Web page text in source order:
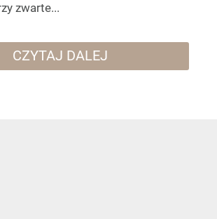
zwarte...
CZYTAJ DALEJ